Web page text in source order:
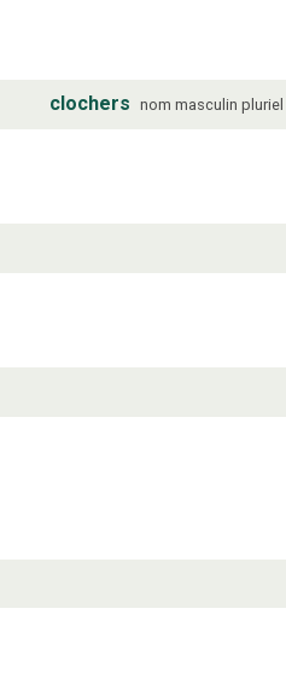
clochers nom masculin pluriel